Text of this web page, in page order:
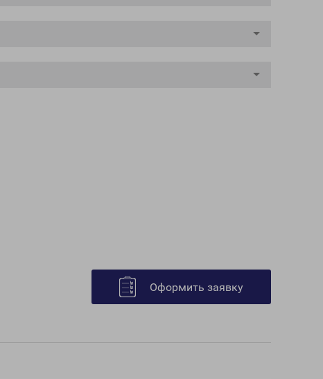
Оформить заявку